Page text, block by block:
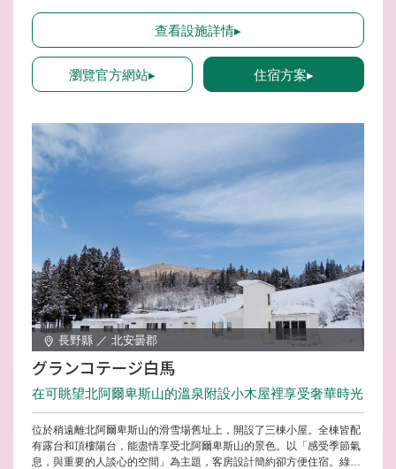
體驗到帶來排毒效果的“蒸氣浴”。被蒸汽包圍，流汗後走出小屋，心靈
將在豐富的大自然中得到平靜，讓人感到煥然一新。
查看設施詳情▸
瀏覽官方網站▸ 住宿方案▸
長野縣 ／ 北安曇郡
グランコテージ白馬
在可眺望北阿爾卑斯山的溫泉附設小木屋裡享受奢華時光
位於稍遠離北阿爾卑斯山的滑雪場舊址上，開設了三棟小屋。全棟皆配
有露台和頂樓陽台，能盡情享受北阿爾卑斯山的景色。以「感受季節氣
息，與重要的人談心的空間」為主題，客房設計簡約卻方便住宿。綠季